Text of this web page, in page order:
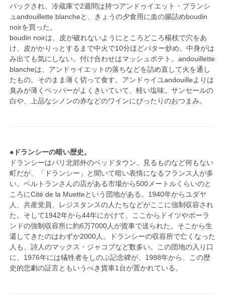
パックされ、冷蔵庫で2週間は持つアンドゥイエット・ブランシ
ュandouillette blancheと、きょうの夕食用に血の腸詰めboudin
noirを買った。
boudin noirは、皮が破れないようにところどころ楊枝で穴をあ
け、皮がかりっとするまで中火で10分ほどバター炒め。中身がは
み出ても気にしない。付け合わせはマッシュポテト。andouillette
blancheは、アンドゥイエットの落ちなどを詰め直して火を通し
たもの。そのまま薄く切って食す。アンドゥイユandouilleよりは
臭みが薄くペッパーがよくきいていて、軽い塩味。サンセールの
白や、上品なシノンの赤などのワインにぴったりのおつまみ。
●ドランシーの暗い歴史。
ドランシーはパリ北郊外のベッドタウン。見るものなど何もない
町だが、「ドランシー」と聞いて暗い表情になるフランス人が多
い。ベルトランさんの店がある市場から500メートルくらいのと
ころにCité de la Muetteという団地がある。1940年からユダヤ
人、共産党員、レジスタンスの人たちなどがここに強制収容され
た。そして1942年から44年にかけて、ここからドイツやポーラ
ンドの強制収容所に約6万7000人が貨車で送られた。そこから生
還してきたのはわずか2000人。ドランシーの収容所で亡くなった
人も、詩人のマックス・ジャコブなど数多い。この団地の入り口
に、1976年には犠牲者をしのぶ記念碑が、1988年から、この歴
史的悲劇の証言ともいうべき貨車1台が置かれている。